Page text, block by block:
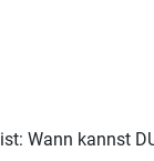
Wann kannst